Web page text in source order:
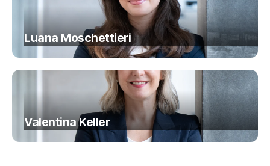
Luana Moschettieri
Valentina Keller